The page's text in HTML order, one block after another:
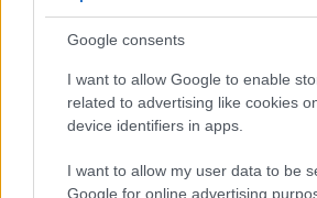
Google consents
I want to allow Google to enable
related to advertising like cookies
device identifiers in apps.
I want to allow my user data to be
Google for online advertising
Βοηθούν τους
βήμα για να αλλάξουν μια